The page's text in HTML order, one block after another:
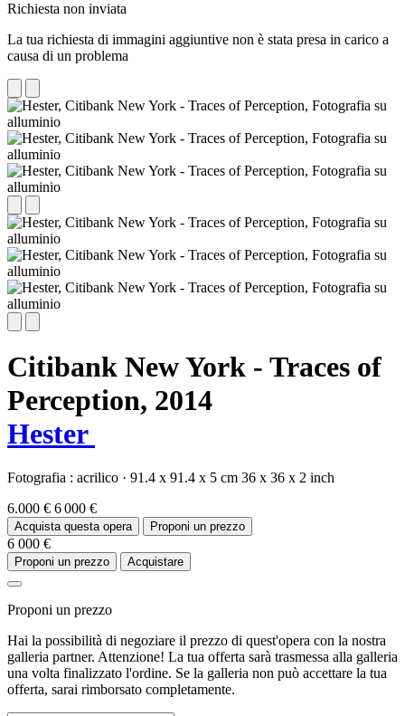
Richiesta non inviata
La tua richiesta di immagini aggiuntive non è stata presa in carico a
causa di un problema
Citibank New York - Traces of
Perception, 2014
Hester
Fotografia : acrilico · 91.4 x 91.4 x 5 cm 36 x 36 x 2 inch
6.000 € 6 000 €
Acquista questa opera Proponi un prezzo
6 000 €
Proponi un prezzo Acquistare
Proponi un prezzo
Hai la possibilità di negoziare il prezzo di quest'opera con la nostra
galleria partner. Attenzione! La tua offerta sarà trasmessa alla galleria
una volta finalizzato l'ordine. Se la galleria non può accettare la tua
offerta, sarai rimborsato completamente.